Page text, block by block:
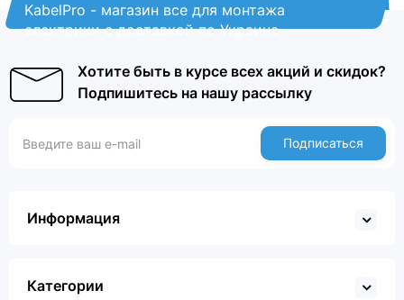
KabelPro - магазин все для монтажа
електрики с доставкой по Украине
Хотите быть в курсе всех акций и скидок?
Подпишитесь на нашу рассылку
Подписаться
Информация
Категории